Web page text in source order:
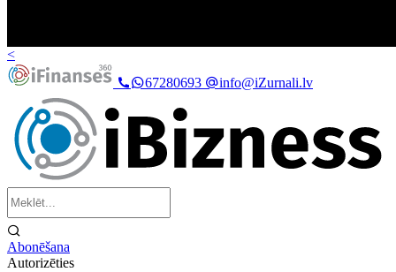
<
67280693
info@iZurnali.lv
Abonēšana
Autorizēties